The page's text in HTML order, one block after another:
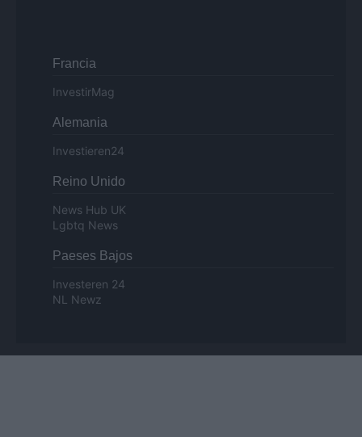
Francia
InvestirMag
Alemania
Investieren24
Reino Unido
News Hub UK
Lgbtq News
Paeses Bajos
Investeren 24
NL Newz